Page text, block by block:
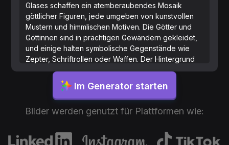
Glases schaffen ein atemberaubendes Mosaik
göttlicher Figuren, jede umgeben von kunstvollen
Mustern und himmlischen Motiven. Die Götter und
Göttinnen sind in prächtigen Gewändern gekleidet,
und einige halten symbolische Gegenstände wie
Zepter, Schriftrollen oder Waffen. Der Hintergrund
zeigt eine mystische Landschaft mit fließenden
Flüssen, alten Wäldern und majestätischen Bergen,
alles mit exquisiten Details im Buntglasstil gefertigt.
Strahlende Lichtstrahlen filtern durch das Glas und
werfen ein Regenbogen aus Farben über die
Atmosphäre verstärkt wird.
Im Generator starten
Bilder werden genutzt für Plattformen wie: